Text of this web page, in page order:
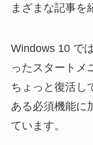
まざまな記事を
Windows 10 で
ったスタートメ
ちょっと復活
ある必須機能に
ています。